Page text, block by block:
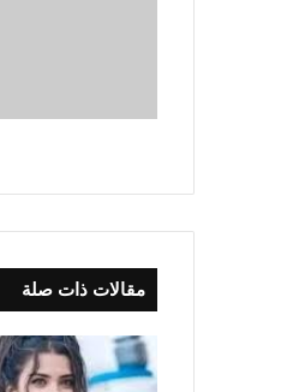
مقالات ذات صلة